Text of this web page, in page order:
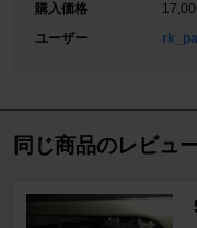
購入価格
ユーザー
同じ商品のレビュ